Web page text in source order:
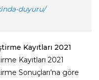
duyuru/
Kayıtları 2021
Kayıtları 2021
Sonuçları’na göre